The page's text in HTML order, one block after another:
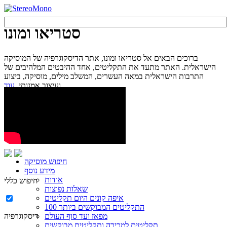
סטריאו ומונו
ברוכים הבאים אל סטריאו ומונו, אתר הדיסקוגרפיה של המוסיקה
הישראלית. האתר מתעד את התקליטים, אחד ההיבטים המלהיבים של
התרבות הישראלית במאה העשרים, המשלב מילים, מוסיקה, ביצוע
ועיצוב אמנותי.עוד...
חיפוש מוסיקה
מידע נוסף
אודות
שאלות נפוצות
איפה קונים היום תקליטים
100 התקליטים המבוקשים ביותר
מפאז ועד סוף העולם
תקליטים למכירה ותקליטים מבוקשים
חיפוש כללי
דיסקוגרפיה